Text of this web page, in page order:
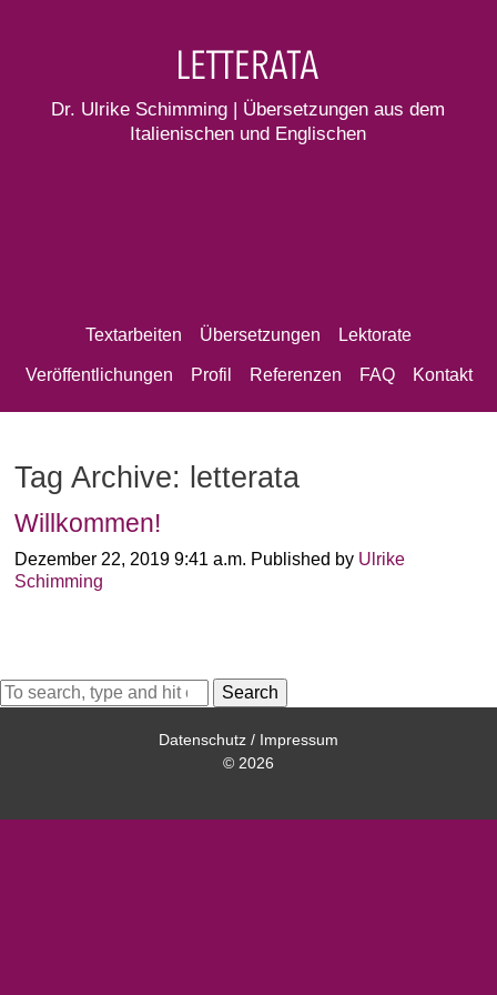
Dr. Ulrike Schimming | Übersetzungen aus dem
Italienischen und Englischen
Textarbeiten Übersetzungen Lektorate
Veröffentlichungen Profil Referenzen FAQ Kontakt
Tag Archive: letterata
Willkommen!
Dezember 22, 2019 9:41 a.m. Published by Ulrike
Schimming
Search
Datenschutz / Impressum
© 2026